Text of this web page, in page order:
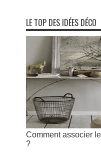
LE TOP DES IDÉES DÉCO
Comment associer
?